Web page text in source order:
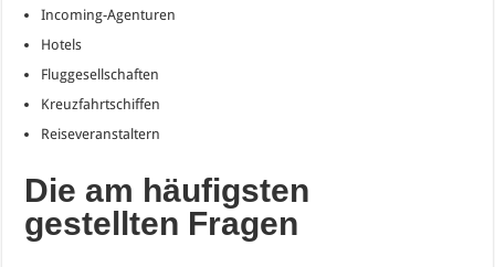
Incoming-Agenturen
Hotels
Fluggesellschaften
Kreuzfahrtschiffen
Reiseveranstaltern
Die am häufigsten
gestellten Fragen